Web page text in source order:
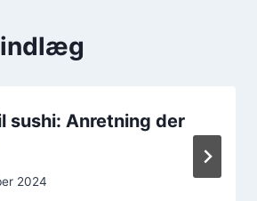
sushi: Anretning der
2024